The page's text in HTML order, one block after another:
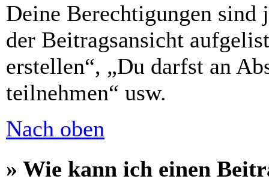
Deine Berechtigungen sind
der Beitragsansicht
erstellen“, „Du darfst an
teilnehmen“ usw.
Nach oben
» Wie kann ich einen